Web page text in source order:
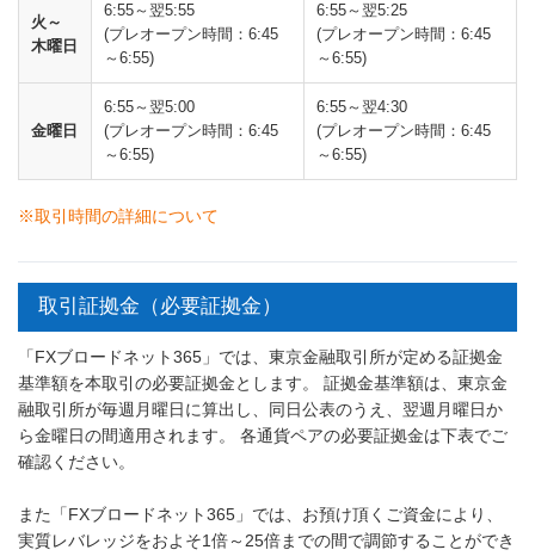
火～
木曜日
6:55～翌5:55
(プレオープン時間：6:45
～6:55)
6:55～翌5:25
(プレオープン時間：6:45
～6:55)
金曜日
6:55～翌5:00
(プレオープン時間：6:45
～6:55)
6:55～翌4:30
(プレオープン時間：6:45
～6:55)
※取引時間の詳細について
取引証拠金（必要証拠金）
「FXブロードネット365」では、東京金融取引所が定める証拠金
基準額を本取引の必要証拠金とします。 証拠金基準額は、東京金
融取引所が毎週月曜日に算出し、同日公表のうえ、翌週月曜日か
ら金曜日の間適用されます。 各通貨ペアの必要証拠金は下表でご
確認ください。
また「FXブロードネット365」では、お預け頂くご資金により、
実質レバレッジをおよそ1倍～25倍までの間で調節することができ